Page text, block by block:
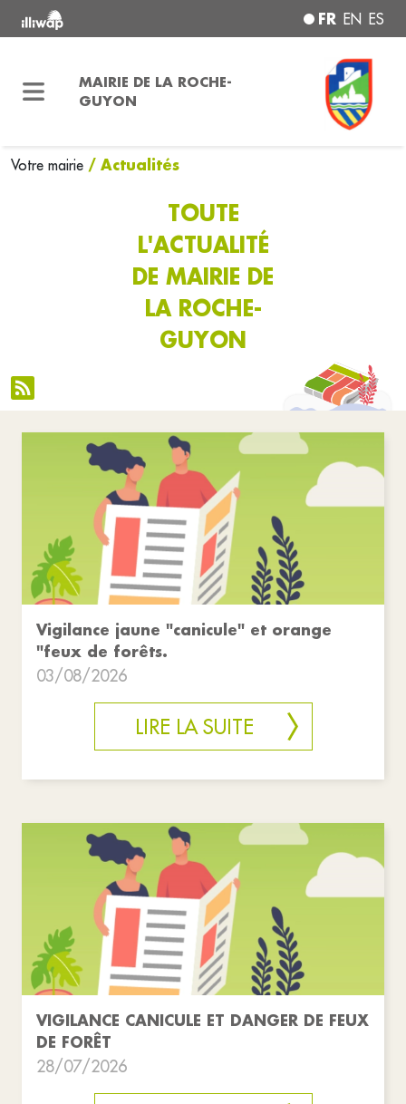
FR EN ES
MAIRIE DE LA ROCHE-
GUYON
Votre mairie / Actualités
TOUTE
L'ACTUALITÉ
DE MAIRIE DE
LA ROCHE-
GUYON
Vigilance jaune "canicule" et orange
"feux de forêts.
03/08/2026
LIRE LA SUITE
VIGILANCE CANICULE ET DANGER DE FEUX
DE FORÊT
28/07/2026